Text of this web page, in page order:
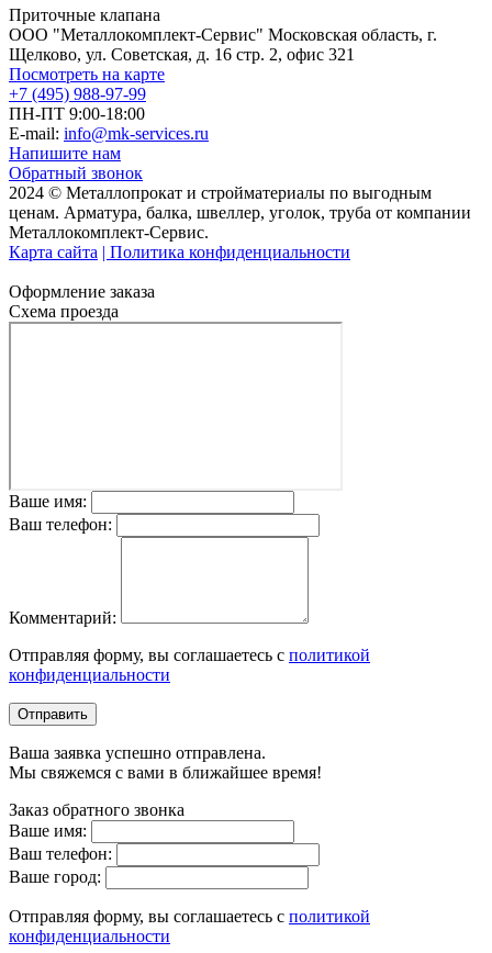
Приточные клапана
ООО "Металлокомплект-Сервис" Московская область, г.
Щелково, ул. Советская, д. 16 стр. 2, офис 321
Посмотреть на карте
+7 (495) 988-97-99
ПН-ПТ 9:00-18:00
E-mail: info@mk-services.ru
Напишите нам
Обратный звонок
2024 © Металлопрокат и стройматериалы по выгодным
ценам. Арматура, балка, швеллер, уголок, труба от компании
Металлокомплект-Сервис.
Карта сайта | Политика конфиденциальности
Оформление заказа
Схема проезда
Ваше имя:
Ваш телефон:
Комментарий:
Отправляя форму, вы соглашаетесь с политикой
конфиденциальности
Отправить
Ваша заявка успешно отправлена.
Мы свяжемся с вами в ближайшее время!
Заказ обратного звонка
Ваше имя:
Ваш телефон:
Ваше город:
Отправляя форму, вы соглашаетесь с политикой
конфиденциальности